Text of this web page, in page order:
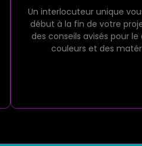
Un interlocuteur unique
début à la fin de votre
des conseils avisés pour le
couleurs et des